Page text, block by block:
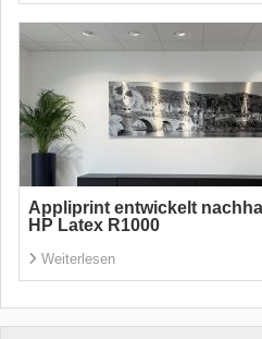
Appliprint entwickelt
HP Latex R1000
Weiterlesen